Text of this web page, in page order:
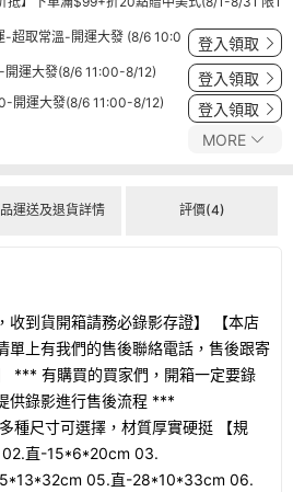
-超取常溫-開運大發 (8/6 10:0
登入領取
運大發(8/6 11:00-8/12) 登入領取
開運大發(8/6 11:00-8/12) 登入領取
MORE
運送及退貨詳情 評價(4)
收到貨開箱請務必錄影存證】 【本店
單上有我們的售後聯絡電話，售後跟寄
*** 有購買的買家們，開箱一定要錄
供錄影進行售後流程 ***
種尺寸可選擇，材質厚實硬挺 【規
直-15*6*20cm 03.
05.直-28*10*33cm 06.